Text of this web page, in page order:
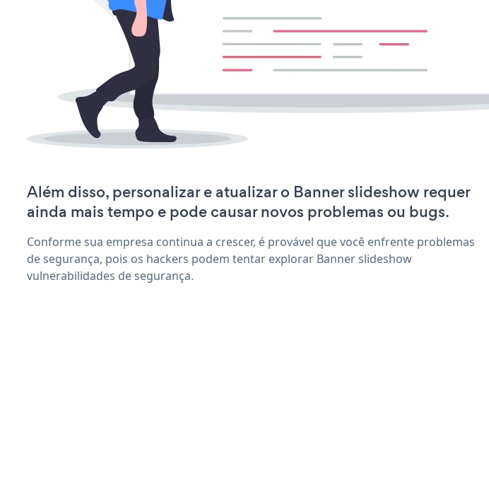
Além disso, personalizar e atualizar o Banner slideshow requer
ainda mais tempo e pode causar novos problemas ou bugs.
Conforme sua empresa continua a crescer, é provável que você enfrente problemas
de segurança, pois os hackers podem tentar explorar Banner slideshow
vulnerabilidades de segurança.